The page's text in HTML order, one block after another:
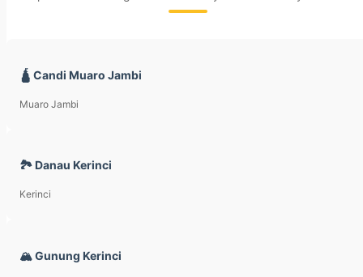
🛕 Candi Muaro Jambi
Muaro Jambi
🏞️ Danau Kerinci
Kerinci
🏔️ Gunung Kerinci